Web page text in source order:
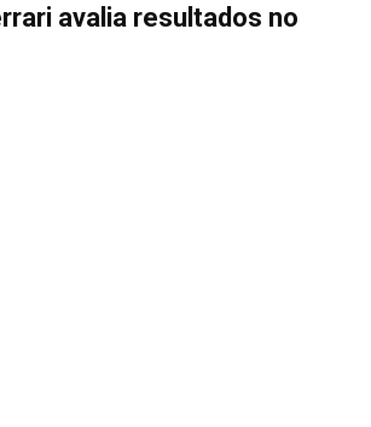
avalia resultados no